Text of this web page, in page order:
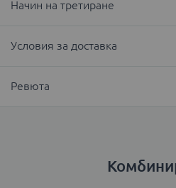
Начин на третиране
Условия за доставка
Ревюта